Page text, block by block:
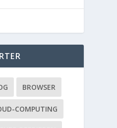
BROWSER
COMPUTING